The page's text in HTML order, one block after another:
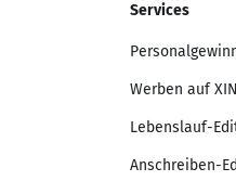
Services
Werben auf
Lebenslauf-
Anschreiben-